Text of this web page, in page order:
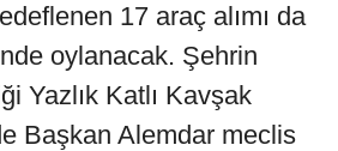
17 araç alımı da
oylanacak. Şehrin
Yazlık Katlı Kavşak
Başkan Alemdar meclis